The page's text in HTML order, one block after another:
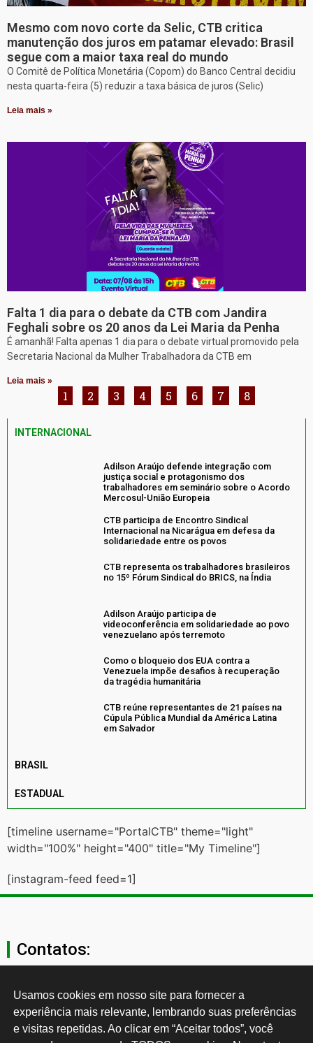
Mesmo com novo corte da Selic, CTB critica
manutenção dos juros em patamar elevado: Brasil
segue com a maior taxa real do mundo
O Comitê de Política Monetária (Copom) do Banco Central decidiu
nesta quarta-feira (5) reduzir a taxa básica de juros (Selic)
Leia mais »
Falta 1 dia para o debate da CTB com Jandira
Feghali sobre os 20 anos da Lei Maria da Penha
É amanhã! Falta apenas 1 dia para o debate virtual promovido pela
Secretaria Nacional da Mulher Trabalhadora da CTB em
Leia mais »
1 2 3 4 5 6 7 8
INTERNACIONAL
Adilson Araújo defende integração com
justiça social e protagonismo dos
trabalhadores em seminário sobre o Acordo
Mercosul-União Europeia
CTB participa de Encontro Sindical
Internacional na Nicarágua em defesa da
solidariedade entre os povos
CTB representa os trabalhadores brasileiros
no 15º Fórum Sindical do BRICS, na Índia
Adilson Araújo participa de
videoconferência em solidariedade ao povo
venezuelano após terremoto
Como o bloqueio dos EUA contra a
Venezuela impõe desafios à recuperação
da tragédia humanitária
CTB reúne representantes de 21 países na
Cúpula Pública Mundial da América Latina
em Salvador
BRASIL
ESTADUAL
[timeline username="PortalCTB" theme="light"
width="100%" height="400" title="My Timeline"]
[instagram-feed feed=1]
Contatos:
secgeral@ctb.org.br
11 3874-0040
Usamos cookies em nosso site para fornecer a
experiência mais relevante, lembrando suas preferências
e visitas repetidas. Ao clicar em “Aceitar todos”, você